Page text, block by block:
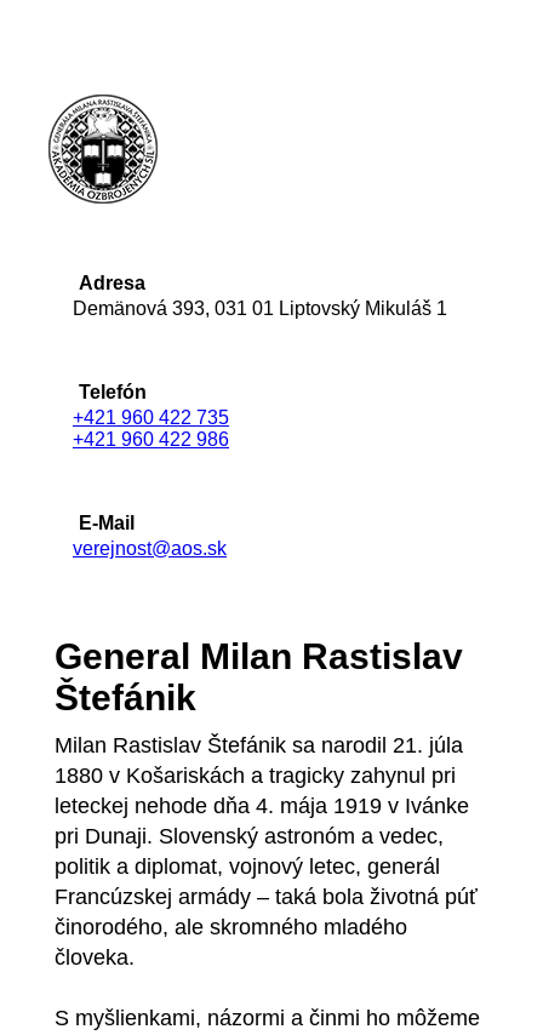
Adresa
Demänová 393, 031 01 Liptovský Mikuláš 1
Telefón
+421 960 422 735
+421 960 422 986
E-Mail
verejnost@aos.sk
General Milan Rastislav
Štefánik
Milan Rastislav Štefánik sa narodil 21. júla
1880 v Košariskách a tragicky zahynul pri
leteckej nehode dňa 4. mája 1919 v Ivánke
pri Dunaji. Slovenský astronóm a vedec,
politik a diplomat, vojnový letec, generál
Francúzskej armády – taká bola životná púť
činorodého, ale skromného mladého
človeka.
S myšlienkami, názormi a činmi ho môžeme